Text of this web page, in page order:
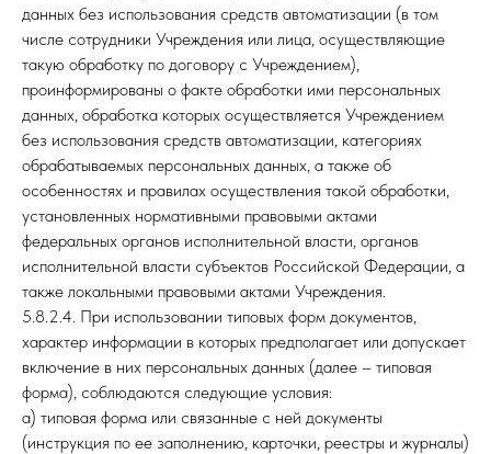
данных без использования средств автоматизации (в том
числе сотрудники Учреждения или лица, осуществляющие
такую обработку по договору с Учреждением),
проинформированы о факте обработки ими персональных
данных, обработка которых осуществляется Учреждением
без использования средств автоматизации, категориях
обрабатываемых персональных данных, а также об
особенностях и правилах осуществления такой обработки,
установленных нормативными правовыми актами
федеральных органов исполнительной власти, органов
исполнительной власти субъектов Российской Федерации, а
также локальными правовыми актами Учреждения.
5.8.2.4. При использовании типовых форм документов,
характер информации в которых предполагает или допускает
включение в них персональных данных (далее – типовая
форма), соблюдаются следующие условия:
а) типовая форма или связанные с ней документы
(инструкция по ее заполнению, карточки, реестры и журналы)